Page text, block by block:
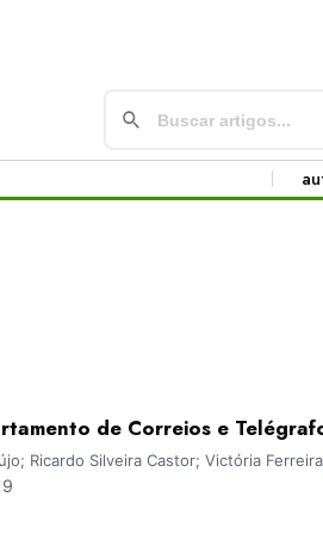
de Correios e
Ricardo Silveira Castor; Victória